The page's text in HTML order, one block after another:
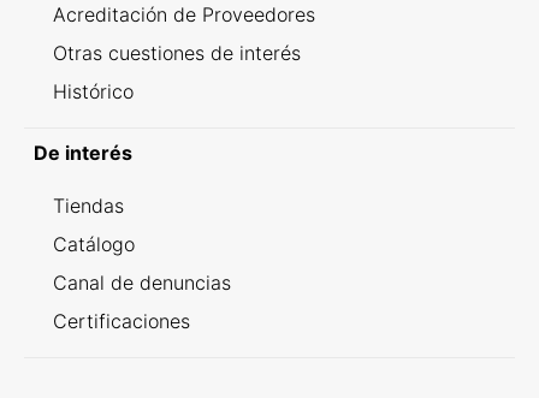
Acreditación de Proveedores
Otras cuestiones de interés
Histórico
De interés
Tiendas
Catálogo
Canal de denuncias
Certificaciones